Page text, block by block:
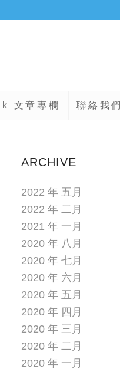
文章專欄 聯絡我們
ARCHIVE
2022 年 五月
2022 年 二月
2021 年 一月
2020 年 八月
2020 年 七月
2020 年 六月
2020 年 五月
2020 年 四月
2020 年 三月
2020 年 二月
2020 年 一月